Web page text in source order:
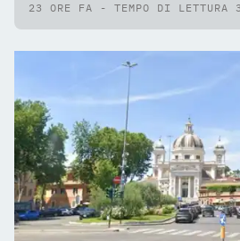
23 ORE FA - TEMPO DI LETTURA